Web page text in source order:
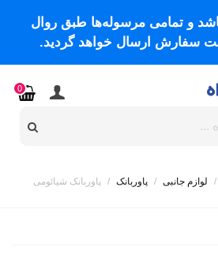
و تمامی مرسوله‌ها طبق روال
ثبت سفارش ارسال خواهد گردید.
0
/ لوازم جانبی / پاوربانک / پاوربانک شیائومی